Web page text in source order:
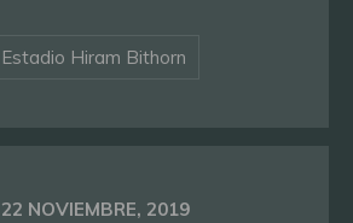
Hiram Bithorn
22 NOVIEMBRE, 2019